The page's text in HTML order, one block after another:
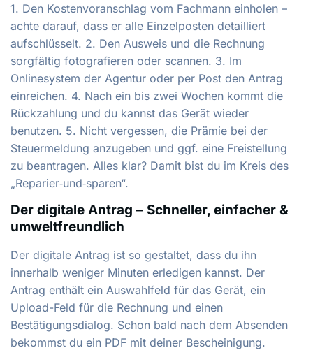
1. Den Kostenvoranschlag vom Fachmann einholen –
achte darauf, dass er alle Einzelposten detailliert
aufschlüsselt. 2. Den Ausweis und die Rechnung
sorgfältig fotografieren oder scannen. 3. Im
Onlinesystem der Agentur oder per Post den Antrag
einreichen. 4. Nach ein bis zwei Wochen kommt die
Rückzahlung und du kannst das Gerät wieder
benutzen. 5. Nicht vergessen, die Prämie bei der
Steuermeldung anzugeben und ggf. eine Freistellung
zu beantragen. Alles klar? Damit bist du im Kreis des
„Reparier‑und‑sparen“.
Der digitale Antrag – Schneller, einfacher &
umweltfreundlich
Der digitale Antrag ist so gestaltet, dass du ihn
innerhalb weniger Minuten erledigen kannst. Der
Antrag enthält ein Auswahlfeld für das Gerät, ein
Upload-Feld für die Rechnung und einen
Bestätigungsdialog. Schon bald nach dem Absenden
bekommst du ein PDF mit deiner Bescheinigung.